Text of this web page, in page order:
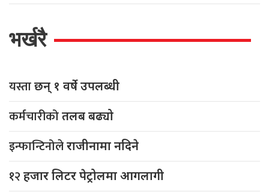
भर्खरै
यस्ताछन् १ वर्षे उपलब्धी
कर्मचारीकोतलब बढ्यो
इन्फान्टिनोलेराजीनामा नदिने
१२हजार लिटर पेट्रोलमा आगलागी